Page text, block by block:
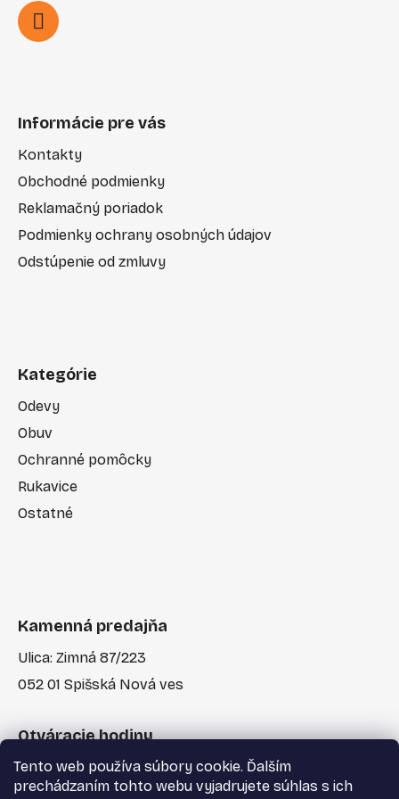
Tento web používa súbory cookie. Ďalším
prechádzaním tohto webu vyjadrujete súhlas s ich
Informácie pre vás
Kontakty
Obchodné podmienky
Reklamačný poriadok
Podmienky ochrany osobných údajov
Odstúpenie od zmluvy
Kategórie
Odevy
Obuv
Ochranné pomôcky
Rukavice
Ostatné
Kamenná predajňa
Ulica: Zimná 87/223
052 01 Spišská Nová ves
Otváracie hodiny
Po-Pia: 7:30 - 17:00